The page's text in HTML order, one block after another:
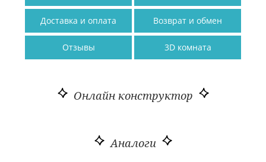
Доставка и оплата Возврат и обмен
Отзывы 3D комната
Онлайн конструктор
Аналоги